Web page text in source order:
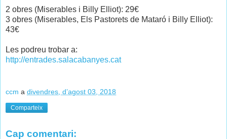
2 obres (Miserables i Billy Elliot): 29€
3 obres (Miserables, Els Pastorets de Mataró i Billy Elliot):
43€
Les podreu trobar a:
http://entrades.salacabanyes.cat
ccm a divendres, d’agost 03, 2018
Comparteix
Cap comentari: